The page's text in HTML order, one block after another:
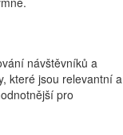
návštěvníků a
které jsou relevantní a
pro